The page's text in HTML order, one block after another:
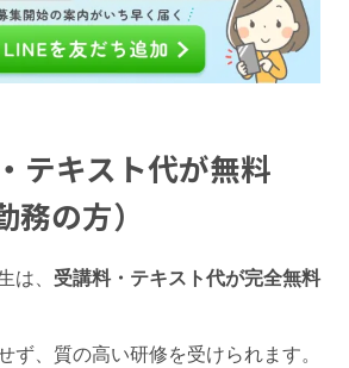
テキスト代が無料
務の方）
、 受講料・テキスト代が完全無料
ず、質の高い研修を受けられます。